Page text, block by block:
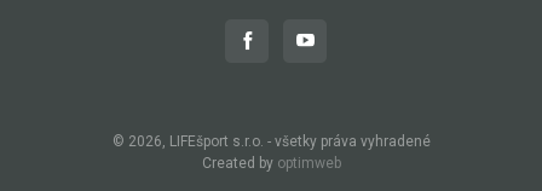
© 2026, LIFEšport s.r.o. - všetky práva vyhradené
Created by optimweb